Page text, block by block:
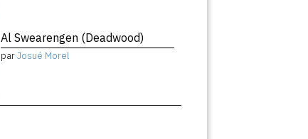
Al Swearengen (Deadwood)
parJosué Morel